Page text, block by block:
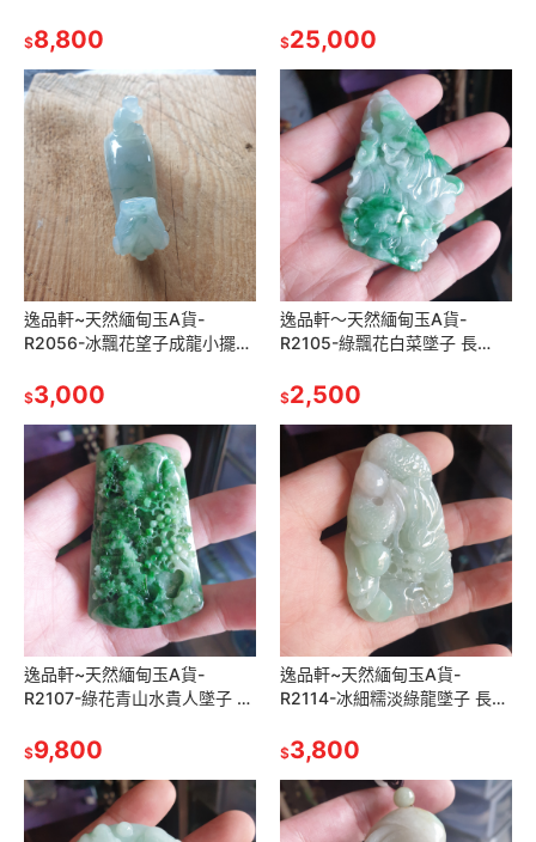
47.3mm厚11.7mm 種水佳，
$8,800
18k金真鑽，種水好、小
$25,000
逸品軒~天然緬甸玉A貨-
R2056-冰飄花望子成龍小擺
厚20mm 種水佳小巧可愛
$3,000
逸品軒～天然緬甸玉A貨-
R2105-綠飄花白菜墜子 長
雕刻精細，顏色濃郁好看
$2,500
逸品軒~天然緬甸玉A貨-
R2107-綠花青山水貴人墜子 長
雕工立體，顏色較深綠色
$9,800
逸品軒~天然緬甸玉A貨-
R2114-冰細糯淡綠龍墜子 長
顏色嬌綠，雕工細膩。
$3,800